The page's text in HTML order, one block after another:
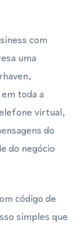
com
uma
toda a
virtual,
do
do negócio
código de
simples que